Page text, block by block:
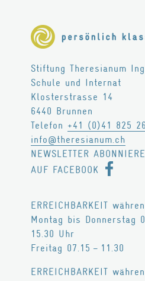
Stiftung Theresianum
Schule und Internat
Klosterstrasse 14
6440 Brunnen
Telefon +41 (0)41 825
info@theresianum.ch
NEWSLETTER
AUF FACEBOOK
ERREICHBARKEIT
Montag bis Donnerstag
15.30 Uhr
Freitag 07.15 – 11.30
ERREICHBARKEIT